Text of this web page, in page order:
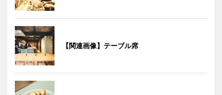
【関連画像】テーブル席